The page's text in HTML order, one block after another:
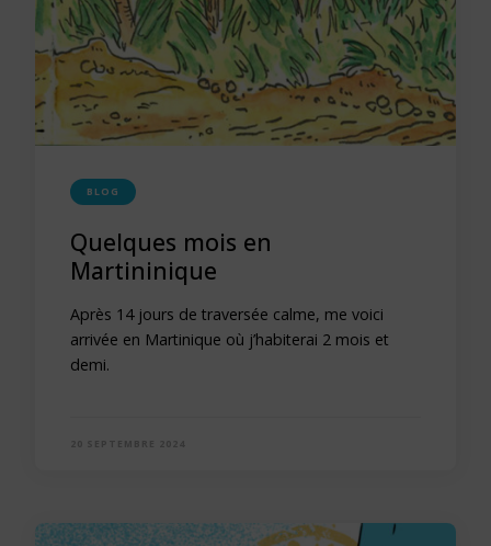
BLOG
Quelques mois en
Martininique
Après 14 jours de traversée calme, me voici
arrivée en Martinique où j’habiterai 2 mois et
demi.